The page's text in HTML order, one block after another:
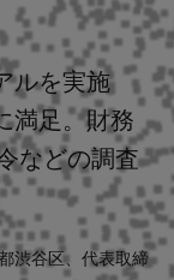
ルを実施
満足。財務
などの調査
渋谷区、代表取締